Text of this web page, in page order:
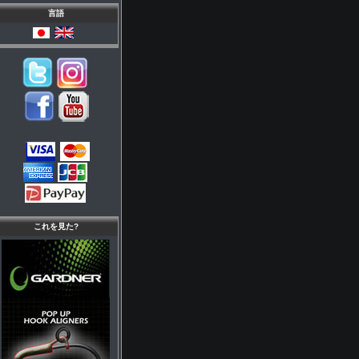
言語
これを見た?